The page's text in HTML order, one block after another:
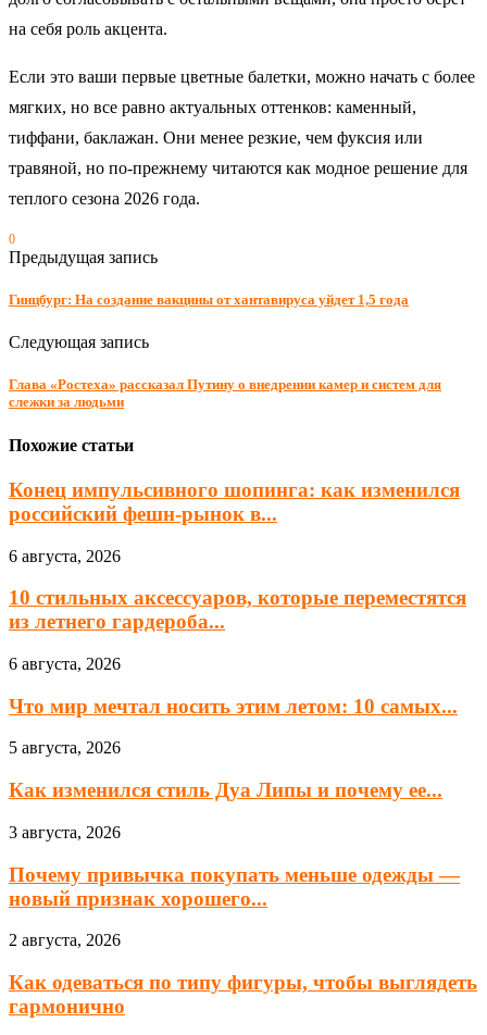
на себя роль акцента.
Если это ваши первые цветные балетки, можно начать с более
мягких, но все равно актуальных оттенков: каменный,
тиффани, баклажан. Они менее резкие, чем фуксия или
травяной, но по‑прежнему читаются как модное решение для
теплого сезона 2026 года.
0
Предыдущая запись
Гинцбург: На создание вакцины от хантавируса уйдет 1,5 года
Следующая запись
Глава «Ростеха» рассказал Путину о внедрении камер и систем для
слежки за людьми
Похожие статьи
Конец импульсивного шопинга: как изменился
российский фешн-рынок в...
6 августа, 2026
10 стильных аксессуаров, которые переместятся
из летнего гардероба...
6 августа, 2026
Что мир мечтал носить этим летом: 10 самых...
5 августа, 2026
Как изменился стиль Дуа Липы и почему ее...
3 августа, 2026
Почему привычка покупать меньше одежды —
новый признак хорошего...
2 августа, 2026
Как одеваться по типу фигуры, чтобы выглядеть
гармонично